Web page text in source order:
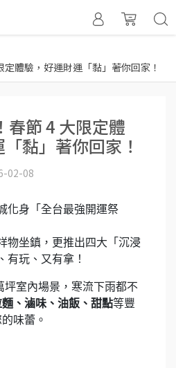
體驗，好運財運「黏」著你回家！
春節 4 大限定體
黏」著你回家！
02-08
化身「全台最強開運祭
物坐鎮，更推出四大「沉浸
有玩、又有拿！
坪室內場景，寒流下雨都不
麵、滷味、油飯、甜點等豐
味蕾。